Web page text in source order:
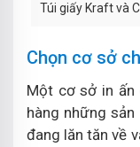
Túi giấy Kraft và
Chọn cơ sở
Một cơ sở in ấn
hàng những
đang lăn tăn về